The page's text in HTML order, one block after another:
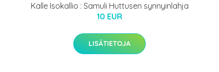
Kalle Isokallio : Samuli Huttusen synnyinlahja
10 EUR
LISÄTIETOJA